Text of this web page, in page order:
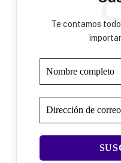
Te contamos